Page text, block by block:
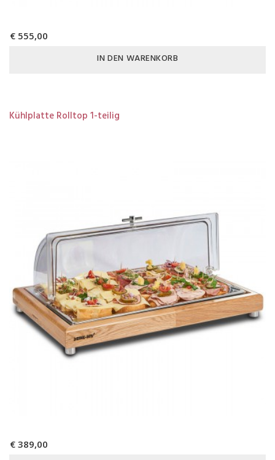
€ 555,00
IN DEN WARENKORB
Kühlplatte Rolltop 1-teilig
€ 389,00